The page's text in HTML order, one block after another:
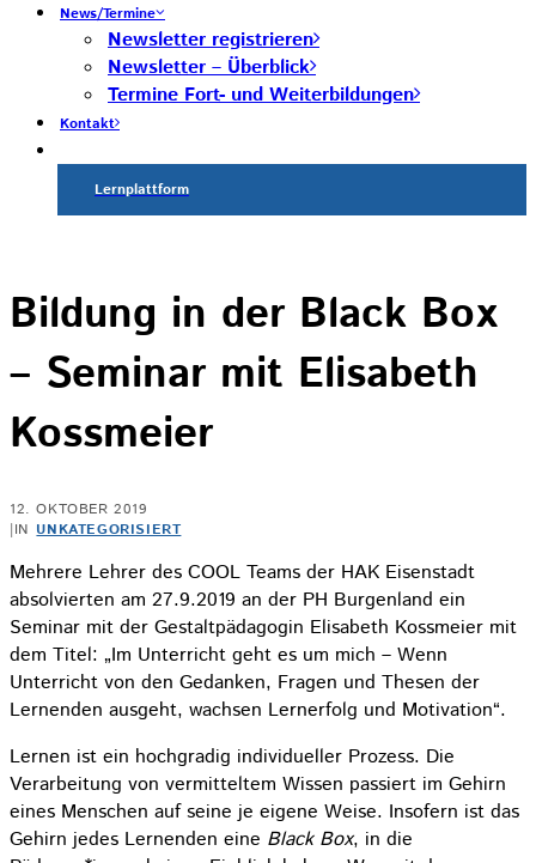
News/Termine
Newsletter registrieren
Newsletter – Überblick
Termine Fort- und Weiterbildungen
Kontakt
Lernplattform
Bildung in der Black Box
– Seminar mit Elisabeth
Kossmeier
12. OKTOBER 2019
|IN UNKATEGORISIERT
Mehrere Lehrer des COOL Teams der HAK Eisenstadt
absolvierten am 27.9.2019 an der PH Burgenland ein
Seminar mit der Gestaltpädagogin Elisabeth Kossmeier mit
dem Titel: „Im Unterricht geht es um mich – Wenn
Unterricht von den Gedanken, Fragen und Thesen der
Lernenden ausgeht, wachsen Lernerfolg und Motivation“.
Lernen ist ein hochgradig individueller Prozess. Die
Verarbeitung von vermitteltem Wissen passiert im Gehirn
eines Menschen auf seine je eigene Weise. Insofern ist das
Gehirn jedes Lernenden eine Black Box, in die